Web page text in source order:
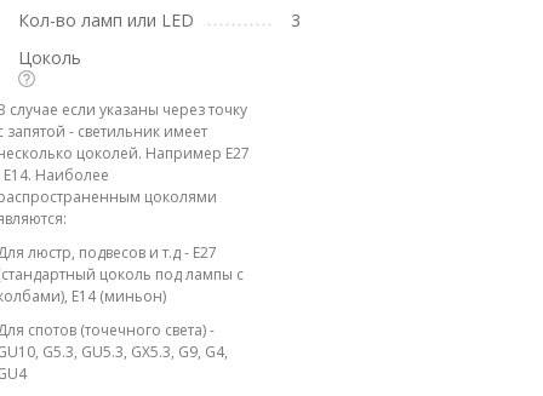
Кол-во ламп или LED
3
Цоколь
случае если указаны через точку
запятой - светильник имеет
цоколей. Например E27
E14. Наиболее
цоколями
люстр, подвесов и т.д - E27
цоколь под лампы с
E14 (миньон)
спотов (точечного света) -
G5.3, GU5.3, GX5.3, G9, G4,